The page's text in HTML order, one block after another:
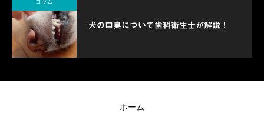
コラム
犬の口臭について歯科衛生士が解説！
ホーム